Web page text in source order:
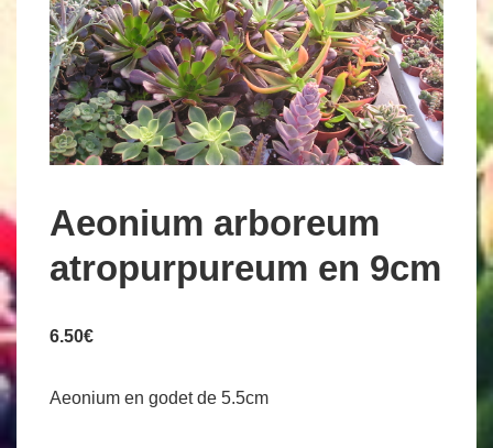
Aeonium arboreum
atropurpureum en 9cm
6.50€
Aeonium en godet de 5.5cm